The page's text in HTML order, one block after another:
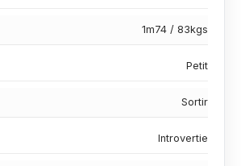
1m74 / 83kgs
Petit
Sortir
Introvertie